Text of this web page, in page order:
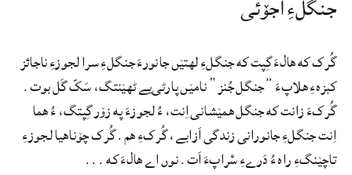
جنگلءِ آجۆئی
گُرک که ھالءَ گِپت که جنگلءِ لهتێں جانورءَ جنگلءِ سرا لجوزءِ ناجائز
کبزهءِ هلاپءَ ”جنگل جُنز“ نامێں پارٹی‌یے ٹهێنتگ، سَکّ گَل بوت.
گُرکءَ زانت که جنگل همێشانی اِنت، ءُ لجوزءَ په زۆر گِپتگ، ءُ هما
اِنت جنگلءِ جانورانی زندگی اَزابے، گُرکءِ هم. گُرک چۆناهیا لجوزءِ
تاچێنگءِ راه ءُ دَرےءِ سْراپءَ اَت. نوں اے ھالءَ که ...